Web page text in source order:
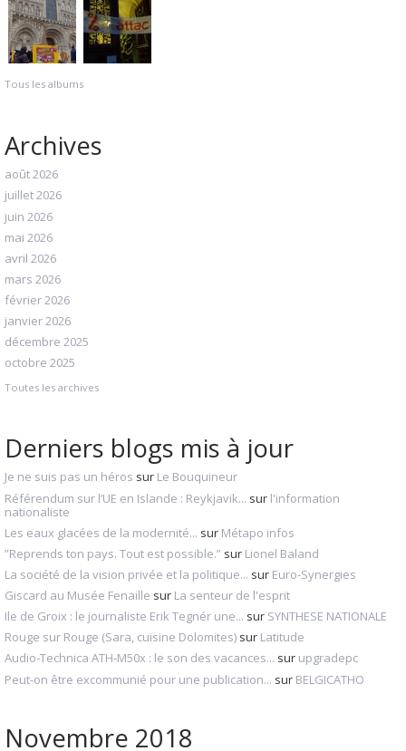
Tous les albums
Archives
août 2026
juillet 2026
juin 2026
mai 2026
avril 2026
mars 2026
février 2026
janvier 2026
décembre 2025
octobre 2025
Toutes les archives
Derniers blogs mis à jour
Je ne suis pas un héros sur Le Bouquineur
Référendum sur l’UE en Islande : Reykjavik... sur l'information
nationaliste
Les eaux glacées de la modernité... sur Métapo infos
”Reprends ton pays. Tout est possible.” sur Lionel Baland
La société de la vision privée et la politique... sur Euro-Synergies
Giscard au Musée Fenaille sur La senteur de l'esprit
Ile de Groix : le journaliste Erik Tegnér une... sur SYNTHESE NATIONALE
Rouge sur Rouge (Sara, cuisine Dolomites) sur Latitude
Audio‑Technica ATH‑M50x : le son des vacances... sur upgradepc
Peut-on être excommunié pour une publication... sur BELGICATHO
Novembre 2018